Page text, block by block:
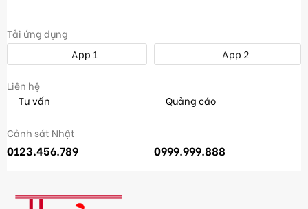
Tải ứng dụng
App 1
App 2
Liên hệ
Tư vấn
Quảng cáo
Cảnh sát Nhật
0123.456.789 0999.999.888